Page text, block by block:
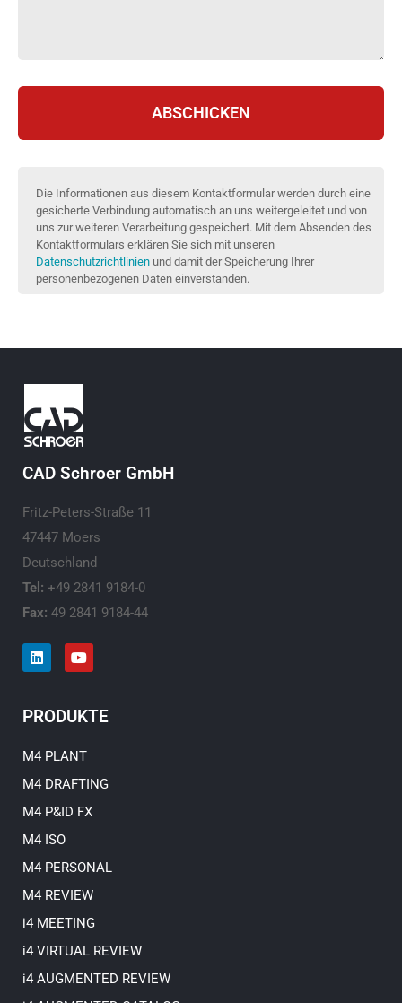
ABSCHICKEN
Die Informationen aus diesem Kontaktformular werden durch eine
gesicherte Verbindung automatisch an uns weitergeleitet und von
uns zur weiteren Verarbeitung gespeichert. Mit dem Absenden des
Kontaktformulars erklären Sie sich mit unseren
Datenschutzrichtlinien und damit der Speicherung Ihrer
personenbezogenen Daten einverstanden.
CAD Schroer GmbH
Fritz-Peters-Straße 11
47447 Moers
Deutschland
Tel: +49 2841 9184-0
Fax: 49 2841 9184-44
L
i
e
d
n
Y
o
u
b
PRODUKTE
M4 PLANT
M4 DRAFTING
M4 P&ID FX
M4 ISO
M4 PERSONAL
M4 REVIEW
i4 MEETING
i4 VIRTUAL REVIEW
i4 AUGMENTED REVIEW